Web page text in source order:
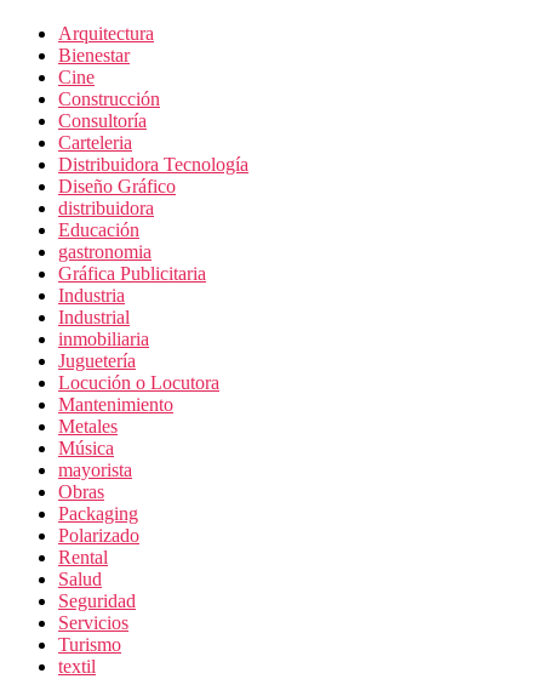
Arquitectura
Bienestar
Cine
Construcción
Consultoría
Carteleria
Distribuidora Tecnología
Diseño Gráfico
distribuidora
Educación
gastronomia
Gráfica Publicitaria
Industria
Industrial
inmobiliaria
Juguetería
Locución o Locutora
Mantenimiento
Metales
Música
mayorista
Obras
Packaging
Polarizado
Rental
Salud
Seguridad
Servicios
Turismo
textil